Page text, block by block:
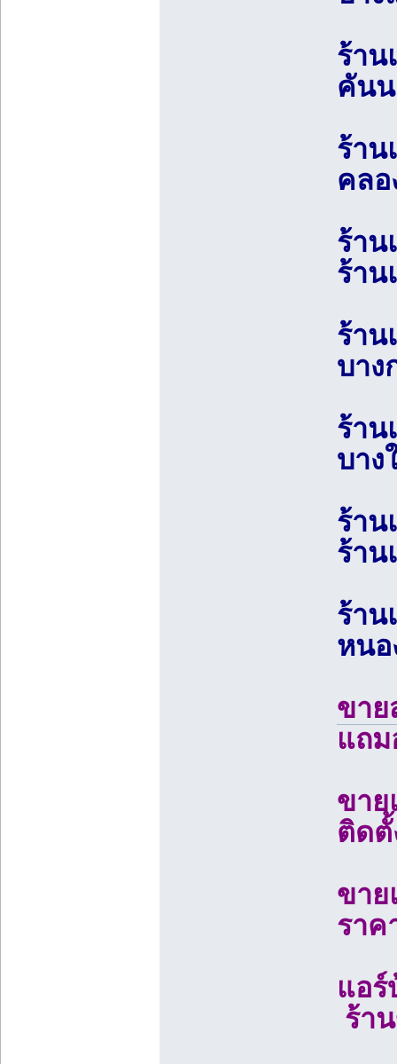
ร้าน
คันน
ร้าน
คลอ
ร้าน
ร้าน
ร้าน
บาง
ร้าน
บาง
ร้า
ร้าน
ร้าน
หนอ
ขาย
แถ
ขาย
ติดตั้
ขาย
ราค
แอ
ร้า